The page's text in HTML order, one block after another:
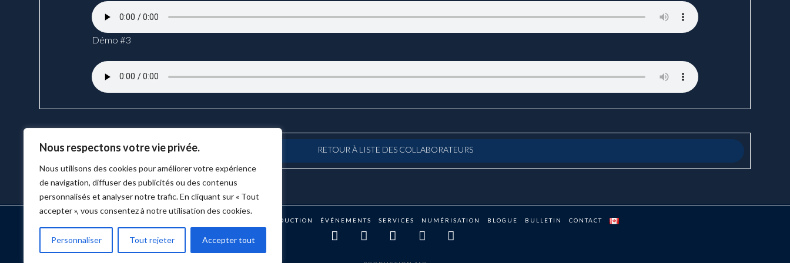
Nous respectons votre vie privée.
Nous utilisons des cookies pour améliorer votre expérience
de navigation, diffuser des publicités ou des contenus
personnalisés et analyser notre trafic. En cliquant sur « Tout
accepter », vous consentez à notre utilisation des cookies.
Personnaliser Tout rejeter Accepter tout
Démo #3
RETOUR À LISTE DES COLLABORATEURS
PRODUCTION ÉVÉNEMENTS SERVICES NUMÉRISATION BLOGUE BULLETIN CONTACT